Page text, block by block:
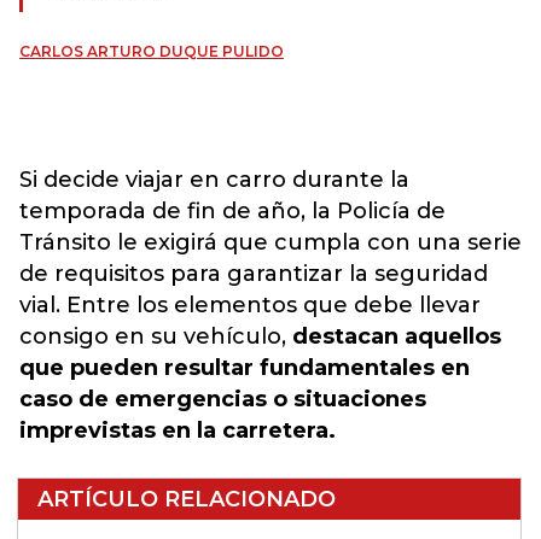
CARLOS ARTURO DUQUE PULIDO
Si decide viajar en carro durante la
temporada de fin de año, la Policía de
Tránsito le exigirá que cumpla con una serie
de requisitos para garantizar la seguridad
vial. Entre los elementos que debe llevar
consigo en su vehículo, destacan aquellos
que pueden resultar fundamentales en
caso de emergencias o situaciones
imprevistas en la carretera.
ARTÍCULO RELACIONADO